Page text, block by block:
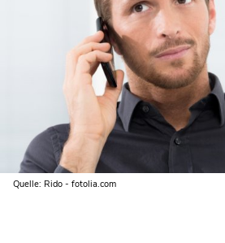
Quelle: Rido - fotolia.com